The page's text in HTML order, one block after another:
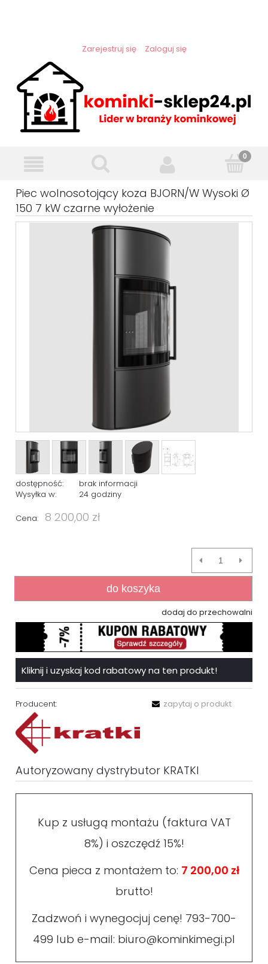
Zarejestruj się Zaloguj się
Piec wolnosotojący koza BJORN/W Wysoki Ø
150 7 kW czarne wyłożenie
dostępność:
brak informacji
Wysyłka w:
24 godziny
Cena: 8 200,00 zł
do koszyka
dodaj do przechowalni
Kliknij i uzyskaj kod rabatowy na ten produkt!
Producent: zapytaj o produkt
Autoryzowany dystrybutor KRATKI
Kup z usługą montażu (faktura VAT
8%) i oszczędź 15%!
Cena pieca z montażem to: 7 200,00 zł
brutto!
Zadzwoń i wynegocjuj cenę! 793-700-
499 lub e-mail: biuro@kominkimegi.pl